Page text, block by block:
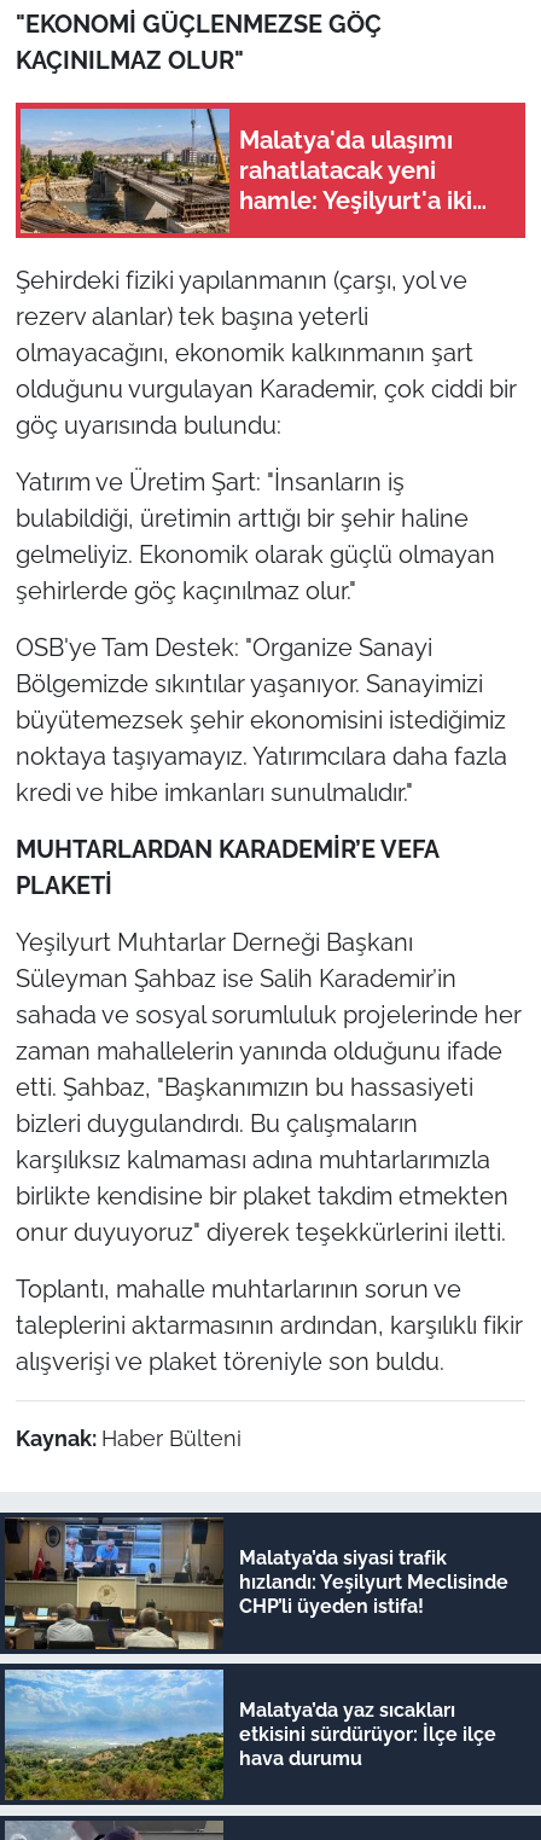
"EKONOMİ GÜÇLENMEZSE GÖÇ
KAÇINILMAZ OLUR"
Malatya'da ulaşımı
rahatlatacak yeni
hamle: Yeşilyurt'a iki
Şehirdeki fiziki yapılanmanın (çarşı, yol ve
rezerv alanlar) tek başına yeterli
olmayacağını, ekonomik kalkınmanın şart
olduğunu vurgulayan Karademir, çok ciddi bir
göç uyarısında bulundu:
Yatırım ve Üretim Şart: "İnsanların iş
bulabildiği, üretimin arttığı bir şehir haline
gelmeliyiz. Ekonomik olarak güçlü olmayan
şehirlerde göç kaçınılmaz olur."
OSB'ye Tam Destek: "Organize Sanayi
Bölgemizde sıkıntılar yaşanıyor. Sanayimizi
büyütemezsek şehir ekonomisini istediğimiz
noktaya taşıyamayız. Yatırımcılara daha fazla
kredi ve hibe imkanları sunulmalıdır."
MUHTARLARDAN KARADEMİR’E VEFA
PLAKETİ
Yeşilyurt Muhtarlar Derneği Başkanı
Süleyman Şahbaz ise Salih Karademir’in
sahada ve sosyal sorumluluk projelerinde her
zaman mahallelerin yanında olduğunu ifade
etti. Şahbaz, "Başkanımızın bu hassasiyeti
bizleri duygulandırdı. Bu çalışmaların
karşılıksız kalmaması adına muhtarlarımızla
birlikte kendisine bir plaket takdim etmekten
onur duyuyoruz" diyerek teşekkürlerini iletti.
Toplantı, mahalle muhtarlarının sorun ve
taleplerini aktarmasının ardından, karşılıklı fikir
alışverişi ve plaket töreniyle son buldu.
Kaynak: Haber Bülteni
Malatya’da siyasi trafik
hızlandı: Yeşilyurt Meclisinde
CHP’li üyeden istifa!
Malatya’da yaz sıcakları
etkisini sürdürüyor: İlçe ilçe
hava durumu